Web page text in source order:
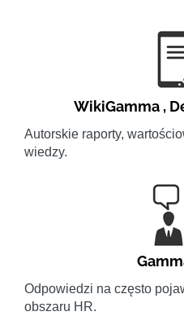
WikiGamma ,
Autorskie raporty,
wiedzy.
Odpowiedzi na często
obszaru HR.